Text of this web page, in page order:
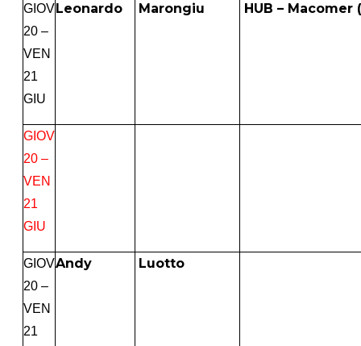
GIOV
20 –
VEN
21
GIU
Leonardo Marongiu HUB – Macomer
GIOV
20 –
VEN
21
GIU
GIOV
20 –
VEN
21
Andy Luotto